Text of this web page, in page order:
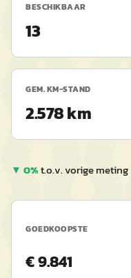
BESCHIKBAAR
13
GEM. KM-STAND
2.578 km
▼ 0%t.o.v. vorige meting
GOEDKOOPSTE
€9.841